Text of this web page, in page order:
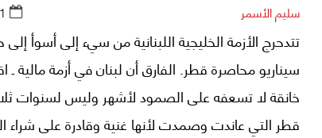
سليم الأسمر
تتدحرج الأزمة الخليجية اللبنانية من سيء إلى أسوأ إلى
سيناريو محاصرة قطر. الفارق أن لبنان في أزمة مالية ـ
خانقة لا تسعفه على الصمود لأشهر وليس لسنوات
قطر التي عاندت وصمدت لأنها غنية وقادرة على شراء